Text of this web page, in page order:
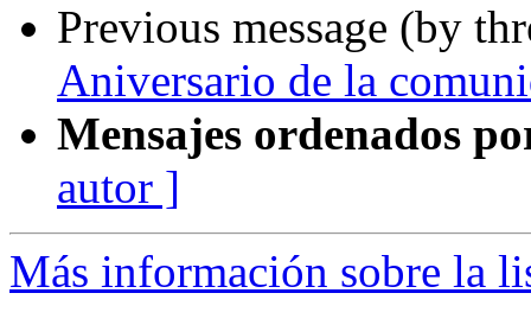
Previous message (by
Aniversario de la
Mensajes ordenados
autor ]
Más información sobre la